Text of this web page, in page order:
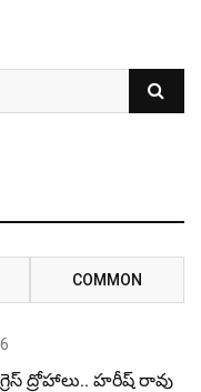
COMMON
ద్రోహాలు.. హరీష్ రావు